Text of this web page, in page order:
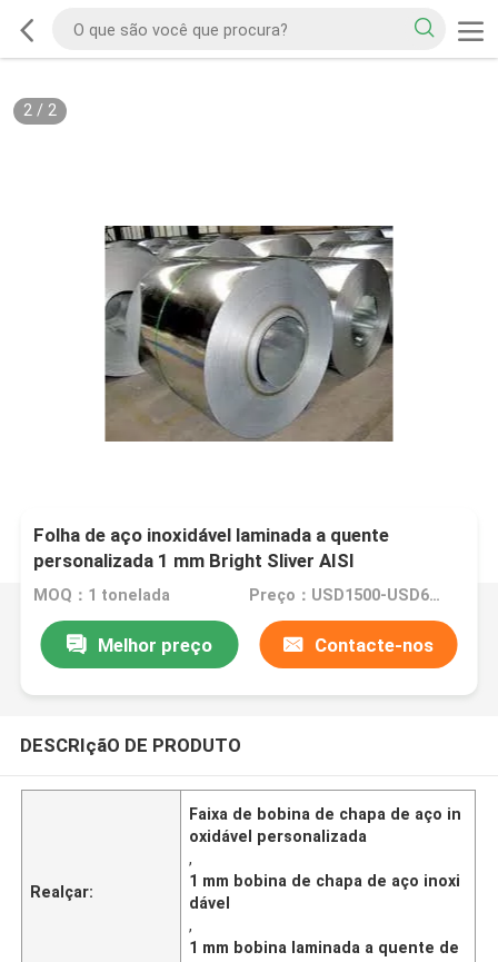
2/ 2
Folha de aço inoxidável laminada a quente
personalizada 1 mm Bright Sliver AISI
MOQ：1 tonelada Preço：USD1500-USD6000
Melhor preço Contacte-nos
DESCRIçãO DE PRODUTO
Realçar:
Faixa de bobina de chapa de aço in
oxidável personalizada
,
1 mm bobina de chapa de aço inoxi
dável
,
1 mm bobina laminada a quente de